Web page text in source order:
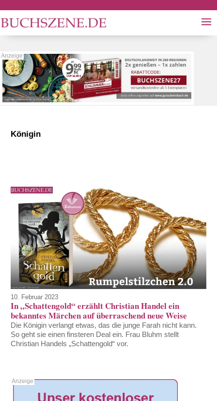
Königin
10. Februar 2023
In „Schattengold“ erzählt Christian Handel ein
bekanntes Märchen auf überraschend neue Weise
Die Königin verlangt etwas, das die junge Farah nicht kann.
So geht sie einen finsteren Deal ein. Frau Bluhm stellt
Christian Handels „Schattengold“ vor.